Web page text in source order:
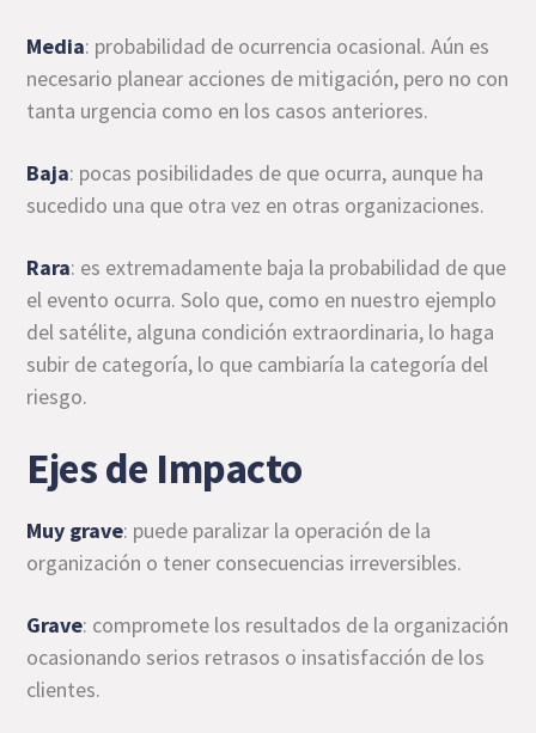
Media: probabilidad de ocurrencia ocasional. Aún es
necesario planear acciones de mitigación, pero no con
tanta urgencia como en los casos anteriores.
Baja: pocas posibilidades de que ocurra, aunque ha
sucedido una que otra vez en otras organizaciones.
Rara: es extremadamente baja la probabilidad de que
el evento ocurra. Solo que, como en nuestro ejemplo
del satélite, alguna condición extraordinaria, lo haga
subir de categoría, lo que cambiaría la categoría del
riesgo.
Ejes de Impacto
Muy grave: puede paralizar la operación de la
organización o tener consecuencias irreversibles.
Grave: compromete los resultados de la organización
ocasionando serios retrasos o insatisfacción de los
clientes.